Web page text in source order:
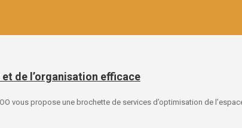
de l’organisation efficace
vous propose une brochette de services d’optimisation de